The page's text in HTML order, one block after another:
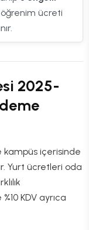
öğrenim ücreti
2025-
kampüs içerisinde
Yurt ücretleri oda
KDV ayrıca